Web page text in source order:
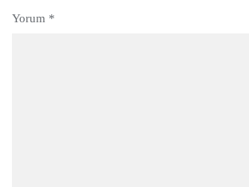
Yorum *